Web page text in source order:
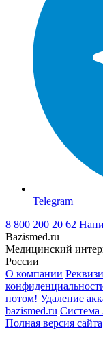
Telegram
8 800 200 20 62
Bazismed.ru
Медицинский
России
О компании
потом! Удаление
bazismed.ru Система
Полная версия сайта